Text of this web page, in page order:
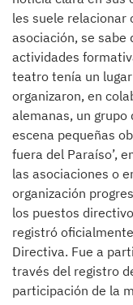
les suele relacionar
asociación, se
actividades
teatro tenía un
organizaron, en
alemanas, un
escena pequeñas
fuera del Paraíso’,
las asociaciones o
organización
los puestos
registró
Directiva. Fue a
través del registro
participación de la